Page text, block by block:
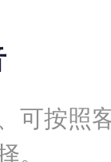
可按照
。